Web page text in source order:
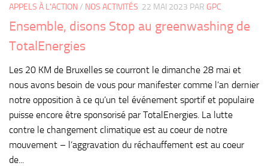
APPELS À L'ACTION/ NOS ACTIVITÉS 22 MAI 2023 PAR GPC
Ensemble, disons Stop au greenwashing de
TotalEnergies
Les 20 KM de Bruxelles se courront le dimanche 28 mai et
nous avons besoin de vous pour manifester comme l’an dernier
notre opposition à ce qu’un tel événement sportif et populaire
puisse encore être sponsorisé par TotalEnergies. La lutte
contre le changement climatique est au coeur de notre
mouvement – l’aggravation du réchauffement est au coeur
de...